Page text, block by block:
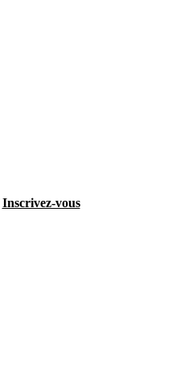
Inscrivez-vous